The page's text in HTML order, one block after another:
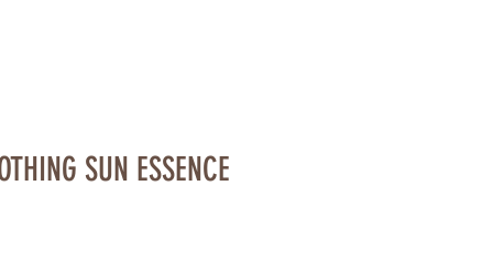
SUN ESSENCE